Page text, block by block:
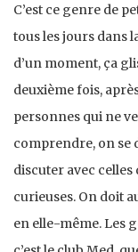
C’est ce genre de
tous les jours dans
d’un moment, ça
deuxième fois,
personnes qui ne
comprendre, on se
discuter avec
curieuses. On doit
en elle-même. Les